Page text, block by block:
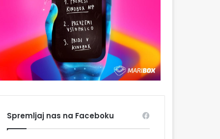
Spremljaj nas na Faceboku